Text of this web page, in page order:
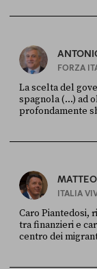
FORZA
La scelta del
spagnola (...) ad
profondamente
ITALIA
Caro Piantedosi,
tra finanzieri e
centro dei